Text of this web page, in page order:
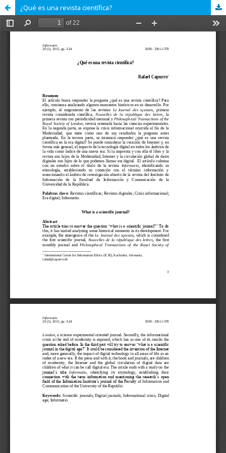
¿Qué es una revista científica?